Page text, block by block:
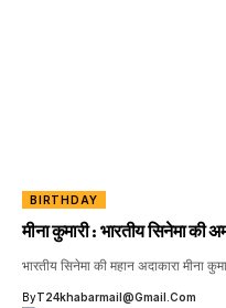
BIRTHDAY
मीना कुमारी : भारतीय सिनेमा की
भारतीय सिनेमा की महान अदाकारा मीना
ByT24khabarmail@gmail.com